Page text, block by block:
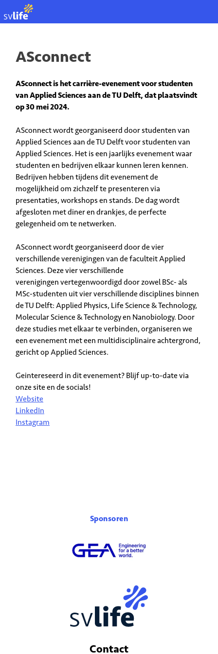
ASconnect
ASconnect is het carrière-evenement voor studenten
van Applied Sciences aan de TU Delft, dat plaatsvindt
op 30 mei 2024.
ASconnect wordt georganiseerd door studenten van
Applied Sciences aan de TU Delft voor studenten van
Applied Sciences. Het is een jaarlijks evenement waar
studenten en bedrijven elkaar kunnen leren kennen.
Bedrijven hebben tijdens dit evenement de
mogelijkheid om zichzelf te presenteren via
presentaties, workshops en stands. De dag wordt
afgesloten met diner en drankjes, de perfecte
gelegenheid om te netwerken.
ASconnect wordt georganiseerd door de vier
verschillende verenigingen van de faculteit Applied
Sciences. Deze vier verschillende
verenigingen vertegenwoordigd door zowel BSc- als
MSc-studenten uit vier verschillende disciplines binnen
de TU Delft: Applied Physics, Life Science & Technology,
Molecular Science & Technology en Nanobiology. Door
deze studies met elkaar te verbinden, organiseren we
een evenement met een multidisciplinaire achtergrond,
gericht op Applied Sciences.
Geintereseerd in dit evenement? Blijf up-to-date via
onze site en de socials!
Website
LinkedIn
Instagram
Sponsoren
Contact